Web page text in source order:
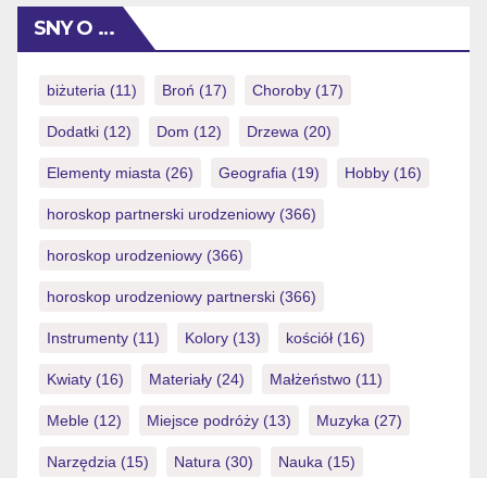
sur des instrument a au-dessous avec les gaming pour
casino sans aucun frais. Vous pourrez automatiquement
SNY O …
biżuteria (11) Broń (17) Choroby (17)
Dodatki (12) Dom (12) Drzewa (20)
Elementy miasta (26) Geografia (19) Hobby (16)
horoskop partnerski urodzeniowy (366)
horoskop urodzeniowy (366)
horoskop urodzeniowy partnerski (366)
Instrumenty (11) Kolory (13) kościół (16)
Kwiaty (16) Materiały (24) Małżeństwo (11)
Meble (12) Miejsce podróży (13) Muzyka (27)
Narzędzia (15) Natura (30) Nauka (15)